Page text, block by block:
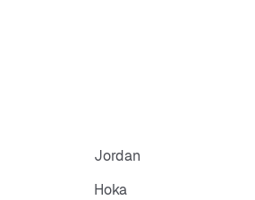
Jordan
Hoka